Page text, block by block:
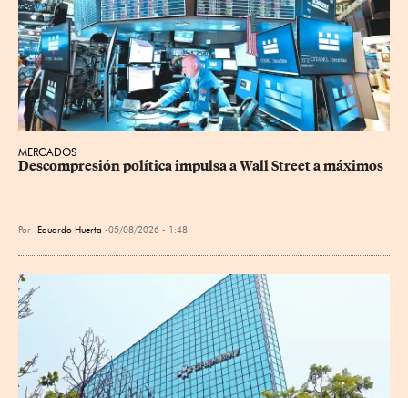
MERCADOS
Descompresión política impulsa a Wall Street a máximos
Por Eduardo Huerta 05/08/2026 - 1:48